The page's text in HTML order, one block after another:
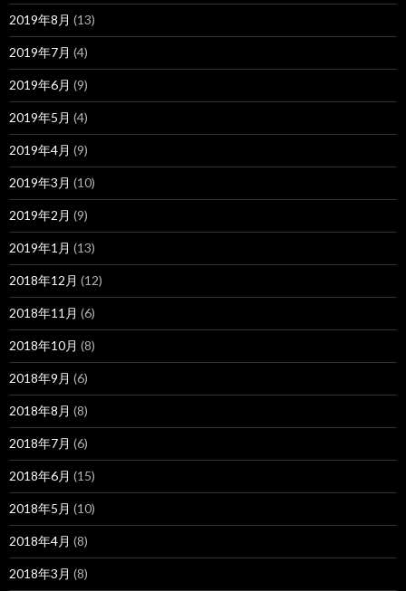
2019年8月 (13)
2019年7月 (4)
2019年6月 (9)
2019年5月 (4)
2019年4月 (9)
2019年3月 (10)
2019年2月 (9)
2019年1月 (13)
2018年12月 (12)
2018年11月 (6)
2018年10月 (8)
2018年9月 (6)
2018年8月 (8)
2018年7月 (6)
2018年6月 (15)
2018年5月 (10)
2018年4月 (8)
2018年3月 (8)